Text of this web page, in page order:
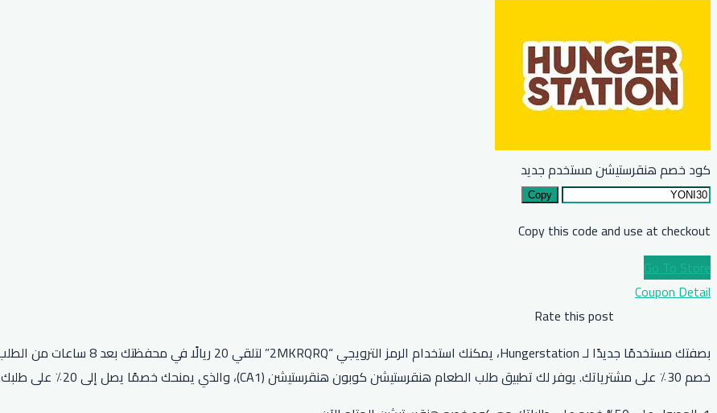
كود خصم هنقرستيشن مستخدم جديد
Copy
Copy this code and use at checkout
Go To Store
Coupon Detail
Rate this post
خصم 30٪ على مشترياتك. يوفر لك تطبيق طلب الطعام هنقرستيشن كوبون هنقرستيشن (CA1)، والذي يمنحك خصمًا يصل إلى 20٪ على طلبك من تطبيق هنقرستيشن للطعام.